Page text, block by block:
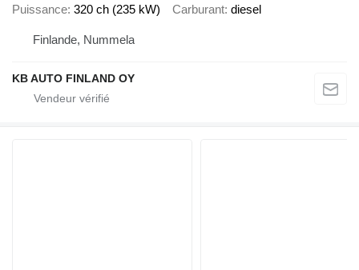
Puissance 320 ch (235 kW) Carburant diesel
Finlande, Nummela
KB AUTO FINLAND OY